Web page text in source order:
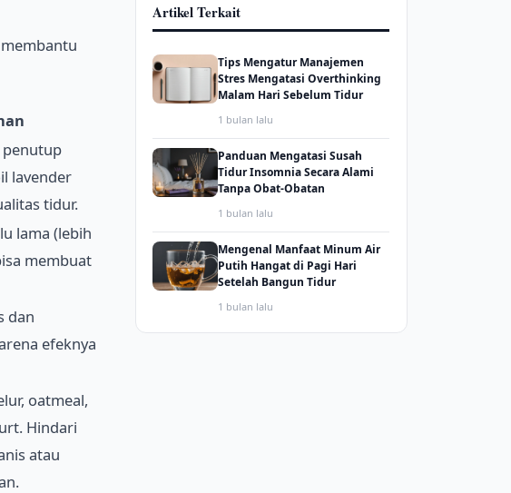
penutup
lavender
tidur.
lama (lebih
membuat
dan
efeknya
oatmeal,
Hindari
atau
Artikel Terkait
Tips Mengatur Manajemen
Stres Mengatasi Overthinking
Malam Hari Sebelum Tidur
1 bulan lalu
Panduan Mengatasi Susah
Tidur Insomnia Secara Alami
Tanpa Obat-Obatan
1 bulan lalu
Mengenal Manfaat Minum Air
Putih Hangat di Pagi Hari
Setelah Bangun Tidur
1 bulan lalu